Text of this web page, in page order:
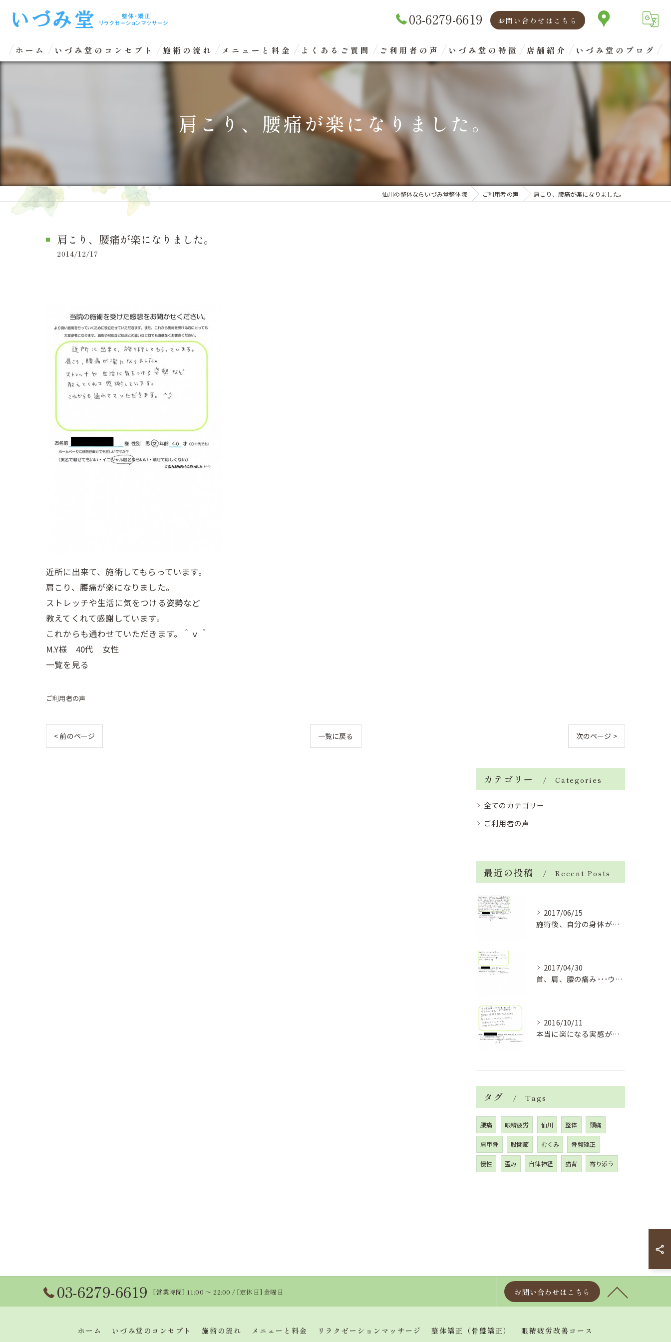
03-6279-6619 お問い合わせはこちら
ホーム いづみ堂のコンセプト 施術の流れ メニューと料金
整体矯正（骨盤矯正）
眼精疲労改善コース
よくあるご質問 ご利用者の声 いづみ堂の特徴
肩こり
店舗紹介 いづみ堂のブログ
肩こり、腰痛が楽になりました。
仙川の整体ならいづみ堂整体院 ご利用者の声 肩こり、腰痛が楽になりました。
肩こり、腰痛が楽になりました。
2014/12/17
近所に出来て、施術してもらっています。
肩こり、腰痛が楽になりました。
ストレッチや生活に気をつける姿勢など
教えてくれて感謝しています。
これからも通わせていただきます。＾ｖ＾
M.Y様 40代 女性
一覧を見る
ご利用者の声
< 前のページ 一覧に戻る 次のページ >
カテゴリー Categories
全てのカテゴリー
ご利用者の声
最近の投稿 Recent Posts
2017/06/15
施術後、自分の身体がまだこんなに動くのか！と嬉しくなりました。
2017/04/30
首、肩、腰の痛み･･･ウソのように柔らかくしていただけ大変助かってます。
2016/10/11
本当に楽になる実感があります。
タグ Tags
腰痛 眼精疲労 仙川 整体 頭痛
肩甲骨 股関節 むくみ 骨盤矯正
慢性 歪み 自律神経 猫背 寄り添う
03-6279-6619 [営業時間] 11:00 〜 22:00 / [定休日] 金曜日 お問い合わせはこちら
ホーム いづみ堂のコンセプト 施術の流れ メニューと料金 リラクゼーションマッサージ 整体矯正（骨盤矯正） 眼精疲労改善コース